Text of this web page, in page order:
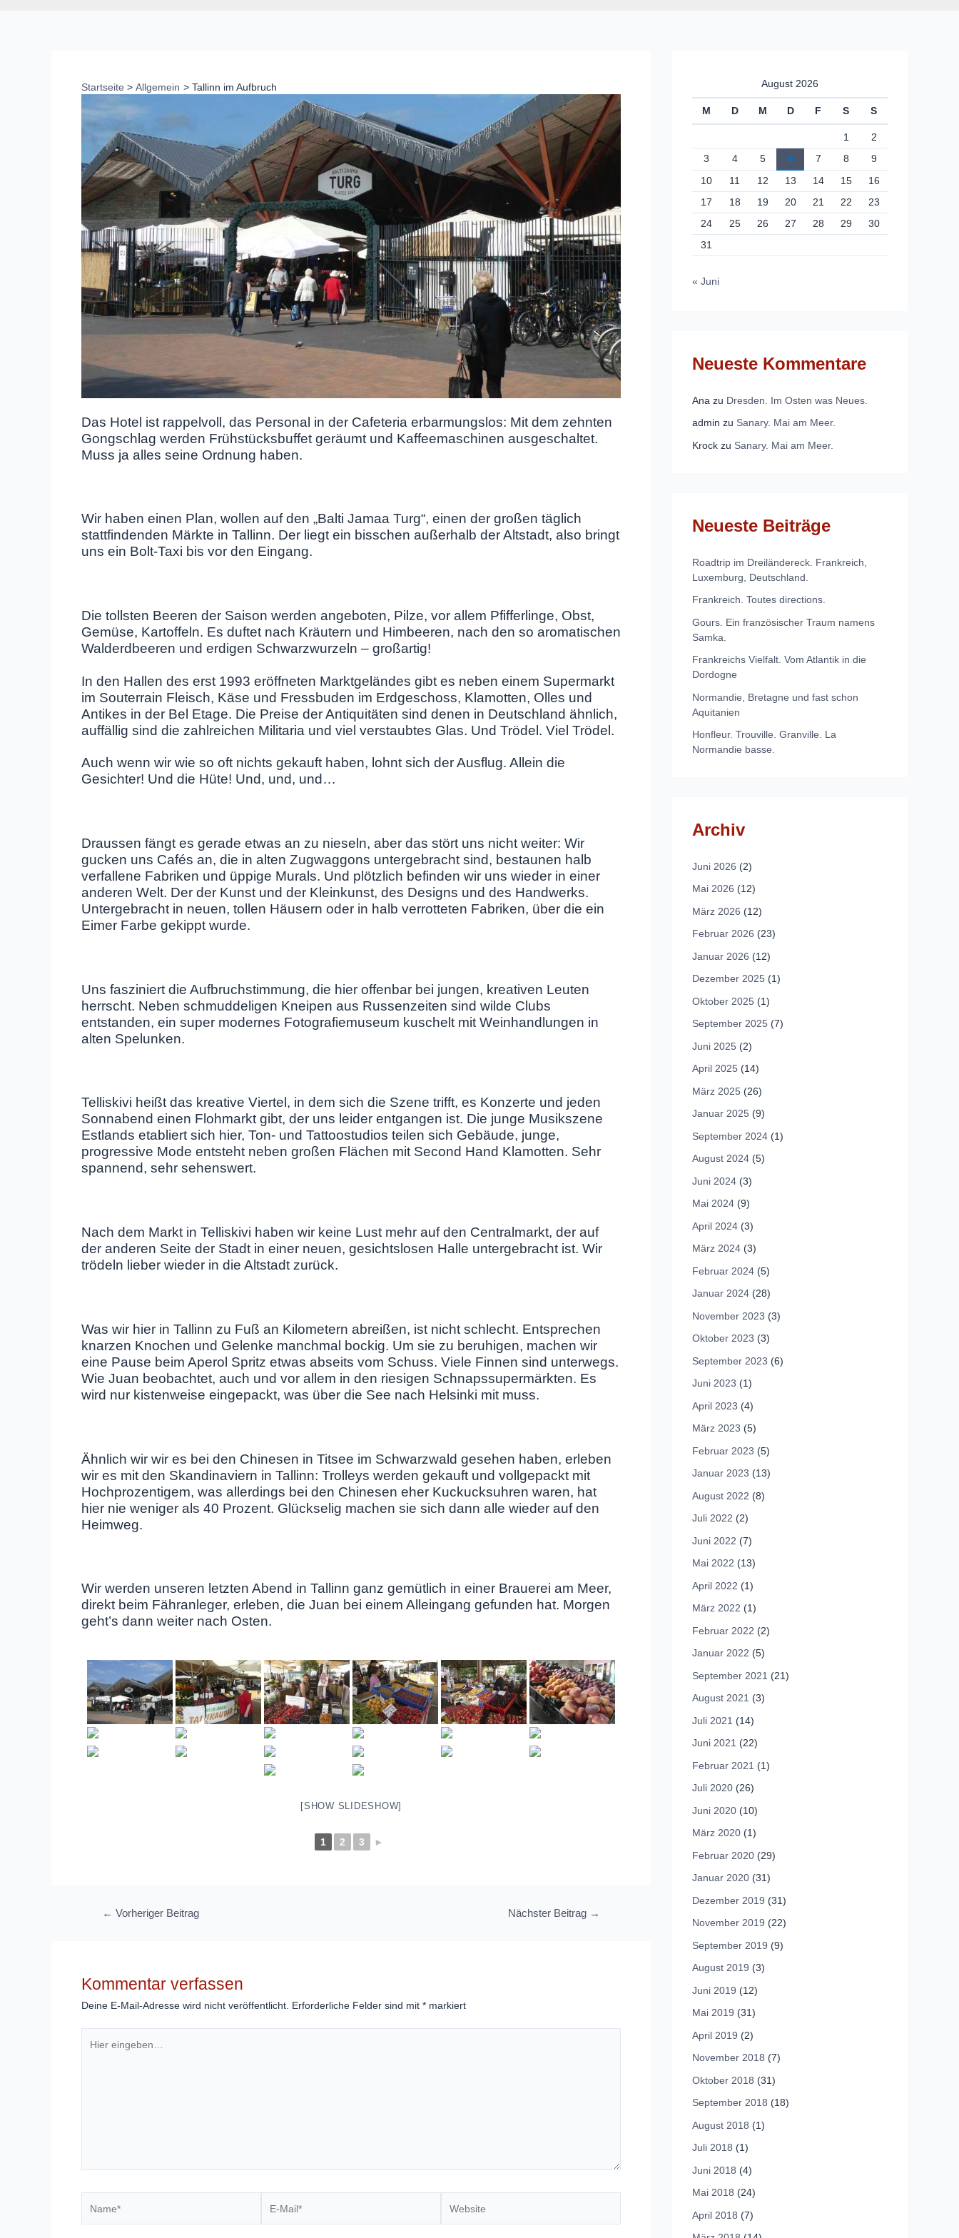
Startseite Allgemein Tallinn im Aufbruch
Das Hotel ist rappelvoll, das Personal in der Cafeteria erbarmungslos: Mit dem zehnten
Gongschlag werden Frühstücksbuffet geräumt und Kaffeemaschinen ausgeschaltet.
Muss ja alles seine Ordnung haben.
Wir haben einen Plan, wollen auf den „Balti Jamaa Turg“, einen der großen täglich
stattfindenden Märkte in Tallinn. Der liegt ein bisschen außerhalb der Altstadt, also bringt
uns ein Bolt-Taxi bis vor den Eingang.
Die tollsten Beeren der Saison werden angeboten, Pilze, vor allem Pfifferlinge, Obst,
Gemüse, Kartoffeln. Es duftet nach Kräutern und Himbeeren, nach den so aromatischen
Walderdbeeren und erdigen Schwarzwurzeln – großartig!
In den Hallen des erst 1993 eröffneten Marktgeländes gibt es neben einem Supermarkt
im Souterrain Fleisch, Käse und Fressbuden im Erdgeschoss, Klamotten, Olles und
Antikes in der Bel Etage. Die Preise der Antiquitäten sind denen in Deutschland ähnlich,
auffällig sind die zahlreichen Militaria und viel verstaubtes Glas. Und Trödel. Viel Trödel.
Auch wenn wir wie so oft nichts gekauft haben, lohnt sich der Ausflug. Allein die
Gesichter! Und die Hüte! Und, und, und…
Draussen fängt es gerade etwas an zu nieseln, aber das stört uns nicht weiter: Wir
gucken uns Cafés an, die in alten Zugwaggons untergebracht sind, bestaunen halb
verfallene Fabriken und üppige Murals. Und plötzlich befinden wir uns wieder in einer
anderen Welt. Der der Kunst und der Kleinkunst, des Designs und des Handwerks.
Untergebracht in neuen, tollen Häusern oder in halb verrotteten Fabriken, über die ein
Eimer Farbe gekippt wurde.
Uns fasziniert die Aufbruchstimmung, die hier offenbar bei jungen, kreativen Leuten
herrscht. Neben schmuddeligen Kneipen aus Russenzeiten sind wilde Clubs
entstanden, ein super modernes Fotografiemuseum kuschelt mit Weinhandlungen in
alten Spelunken.
Telliskivi heißt das kreative Viertel, in dem sich die Szene trifft, es Konzerte und jeden
Sonnabend einen Flohmarkt gibt, der uns leider entgangen ist. Die junge Musikszene
Estlands etabliert sich hier, Ton- und Tattoostudios teilen sich Gebäude, junge,
progressive Mode entsteht neben großen Flächen mit Second Hand Klamotten. Sehr
spannend, sehr sehenswert.
Nach dem Markt in Telliskivi haben wir keine Lust mehr auf den Centralmarkt, der auf
der anderen Seite der Stadt in einer neuen, gesichtslosen Halle untergebracht ist. Wir
trödeln lieber wieder in die Altstadt zurück.
Was wir hier in Tallinn zu Fuß an Kilometern abreißen, ist nicht schlecht. Entsprechen
knarzen Knochen und Gelenke manchmal bockig. Um sie zu beruhigen, machen wir
eine Pause beim Aperol Spritz etwas abseits vom Schuss. Viele Finnen sind unterwegs.
Wie Juan beobachtet, auch und vor allem in den riesigen Schnapssupermärkten. Es
wird nur kistenweise eingepackt, was über die See nach Helsinki mit muss.
Ähnlich wir wir es bei den Chinesen in Titsee im Schwarzwald gesehen haben, erleben
wir es mit den Skandinaviern in Tallinn: Trolleys werden gekauft und vollgepackt mit
Hochprozentigem, was allerdings bei den Chinesen eher Kuckucksuhren waren, hat
hier nie weniger als 40 Prozent. Glückselig machen sie sich dann alle wieder auf den
Heimweg.
Wir werden unseren letzten Abend in Tallinn ganz gemütlich in einer Brauerei am Meer,
direkt beim Fähranleger, erleben, die Juan bei einem Alleingang gefunden hat. Morgen
geht’s dann weiter nach Osten.
[SHOW SLIDESHOW]
1 2 3 ►
Beitragsnavigation
← Vorheriger Beitrag Nächster Beitrag →
Kommentar verfassen
Deine E-Mail-Adresse wird nicht veröffentlicht. Erforderliche Felder sind mit * markiert
eingeben…
Mail*
August 2026
M D M D F S S
1
2
3
4 5 6 7 8
9
10
11 12 13 14 15
16
17
18 19 20 21 22
23
24
25 26 27 28 29
30
31
« Juni
Neueste Kommentare
Ana zu Dresden. Im Osten was Neues.
admin zu Sanary. Mai am Meer.
Krock zu Sanary. Mai am Meer.
Neueste Beiträge
Roadtrip im Dreiländereck. Frankreich,
Luxemburg, Deutschland.
Frankreich. Toutes directions.
Gours. Ein französischer Traum namens
Samka.
Frankreichs Vielfalt. Vom Atlantik in die
Dordogne
Normandie, Bretagne und fast schon
Aquitanien
Honfleur. Trouville. Granville. La
Normandie basse.
Archiv
Juni 2026 (2)
Mai 2026 (12)
März 2026 (12)
Februar 2026 (23)
Januar 2026 (12)
Dezember 2025 (1)
Oktober 2025 (1)
September 2025 (7)
Juni 2025 (2)
April 2025 (14)
März 2025 (26)
Januar 2025 (9)
September 2024 (1)
August 2024 (5)
Juni 2024 (3)
Mai 2024 (9)
April 2024 (3)
März 2024 (3)
Februar 2024 (5)
Januar 2024 (28)
November 2023 (3)
Oktober 2023 (3)
September 2023 (6)
Juni 2023 (1)
April 2023 (4)
März 2023 (5)
Februar 2023 (5)
Januar 2023 (13)
August 2022 (8)
Juli 2022 (2)
Juni 2022 (7)
Mai 2022 (13)
April 2022 (1)
März 2022 (1)
Februar 2022 (2)
Januar 2022 (5)
September 2021 (21)
August 2021 (3)
Juli 2021 (14)
Juni 2021 (22)
Februar 2021 (1)
Juli 2020 (26)
Juni 2020 (10)
März 2020 (1)
Februar 2020 (29)
Januar 2020 (31)
Dezember 2019 (31)
November 2019 (22)
September 2019 (9)
August 2019 (3)
Juni 2019 (12)
Mai 2019 (31)
April 2019 (2)
November 2018 (7)
Oktober 2018 (31)
September 2018 (18)
August 2018 (1)
Juli 2018 (1)
Juni 2018 (4)
Mai 2018 (24)
April 2018 (7)